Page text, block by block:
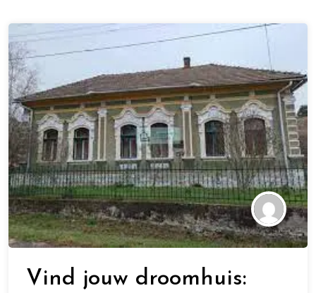
Vind jouw droomhuis: